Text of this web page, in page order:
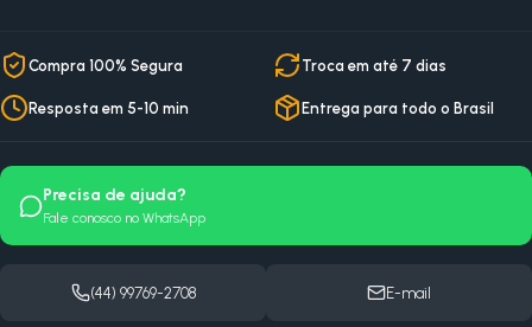
Compra 100% Segura Troca em até 7 dias
Resposta em 5-10 min Entrega para todo o Brasil
Precisa de ajuda?
Fale conosco no WhatsApp
(44) 99769-2708 E-mail